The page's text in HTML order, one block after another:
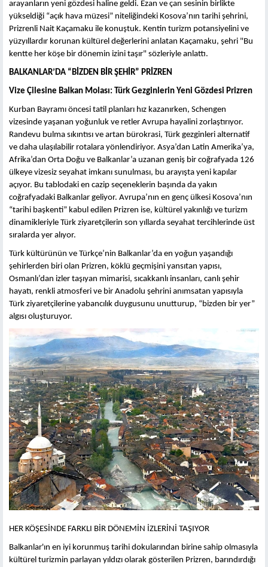
arayanların yeni gözdesi haline geldi. Ezan ve çan sesinin birlikte
yükseldiği “açık hava müzesi” niteliğindeki Kosova’nın tarihi şehrini,
Prizrenli Nait Kaçamaku ile konuştuk. Kentin turizm potansiyelini ve
yüzyıllardır korunan kültürel değerlerini anlatan Kaçamaku, şehri "Bu
kentte her köşe bir dönemin izini taşır" sözleriyle anlattı.
BALKANLAR’DA “BİZDEN BİR ŞEHİR” PRİZREN
Vize Çilesine Balkan Molası: Türk Gezginlerin Yeni Gözdesi Prizren
Kurban Bayramı öncesi tatil planları hız kazanırken, Schengen
vizesinde yaşanan yoğunluk ve retler Avrupa hayalini zorlaştırıyor.
Randevu bulma sıkıntısı ve artan bürokrasi, Türk gezginleri alternatif
ve daha ulaşılabilir rotalara yönlendiriyor. Asya’dan Latin Amerika’ya,
Afrika’dan Orta Doğu ve Balkanlar’a uzanan geniş bir coğrafyada 126
ülkeye vizesiz seyahat imkanı sunulması, bu arayışta yeni kapılar
açıyor. Bu tablodaki en cazip seçeneklerin başında da yakın
coğrafyadaki Balkanlar geliyor. Avrupa’nın en genç ülkesi Kosova’nın
“tarihi başkenti” kabul edilen Prizren ise, kültürel yakınlığı ve turizm
dinamikleriyle Türk ziyaretçilerin son yıllarda seyahat tercihlerinde üst
sıralarda yer alıyor.
Türk kültürünün ve Türkçe’nin Balkanlar’da en yoğun yaşandığı
şehirlerden biri olan Prizren, köklü geçmişini yansıtan yapısı,
Osmanlı’dan izler taşıyan mimarisi, sıcakkanlı insanları, canlı şehir
hayatı, renkli atmosferi ve bir Anadolu şehrini anımsatan yapısıyla
Türk ziyaretçilerine yabancılık duygusunu unutturup, “bizden bir yer”
algısı oluşturuyor.
HER KÖŞESİNDE FARKLI BİR DÖNEMİN İZLERİNİ TAŞIYOR
Balkanlar'ın en iyi korunmuş tarihi dokularından birine sahip olmasıyla
kültürel turizmin parlayan yıldızı olarak gösterilen Prizren, barındırdığı